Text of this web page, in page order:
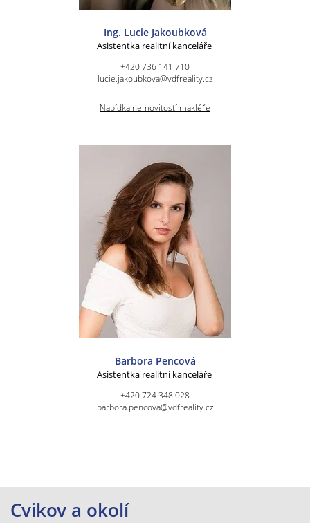
Ing. Lucie Jakoubková
Asistentka realitní kanceláře
+420 736 141 710
lucie.jakoubkova@vdfreality.cz
Nabídka nemovitostí makléře
Barbora Pencová
Asistentka realitní kanceláře
+420 724 348 028
barbora.pencova@vdfreality.cz
Cvikov a okolí